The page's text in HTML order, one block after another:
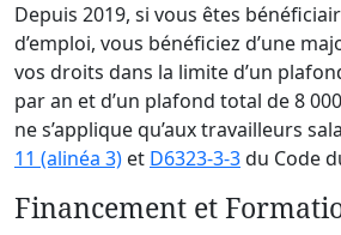
Depuis 2019, si vous êtes
d’emploi, vous bénéficiez d’une
vos droits dans la limite d’un
par an et d’un plafond total de 8
ne s’applique qu’aux travailleurs
11 (alinéa 3) et D6323-3-3du Code
Financement et